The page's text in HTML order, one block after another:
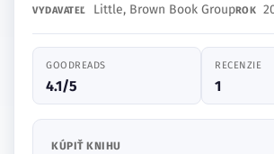
VYDAVATEĽ Little, Brown Book GroupROK
GOODREADS
4.1/5
RECENZIE
1
KÚPIŤ KNIHU